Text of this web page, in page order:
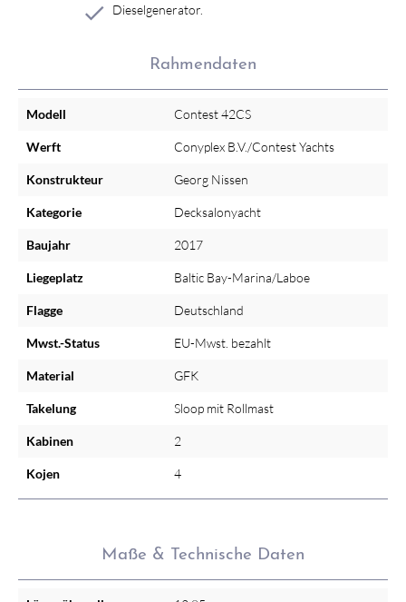
Dieselgenerator.
Rahmendaten
Modell Contest 42CS
Werft Conyplex B.V./Contest Yachts
Konstrukteur Georg Nissen
Kategorie Decksalonyacht
Baujahr 2017
Liegeplatz Baltic Bay-Marina/Laboe
Flagge Deutschland
Mwst.-Status EU-Mwst. bezahlt
Material GFK
Takelung Sloop mit Rollmast
Kabinen 2
Kojen 4
Maße & Technische Daten